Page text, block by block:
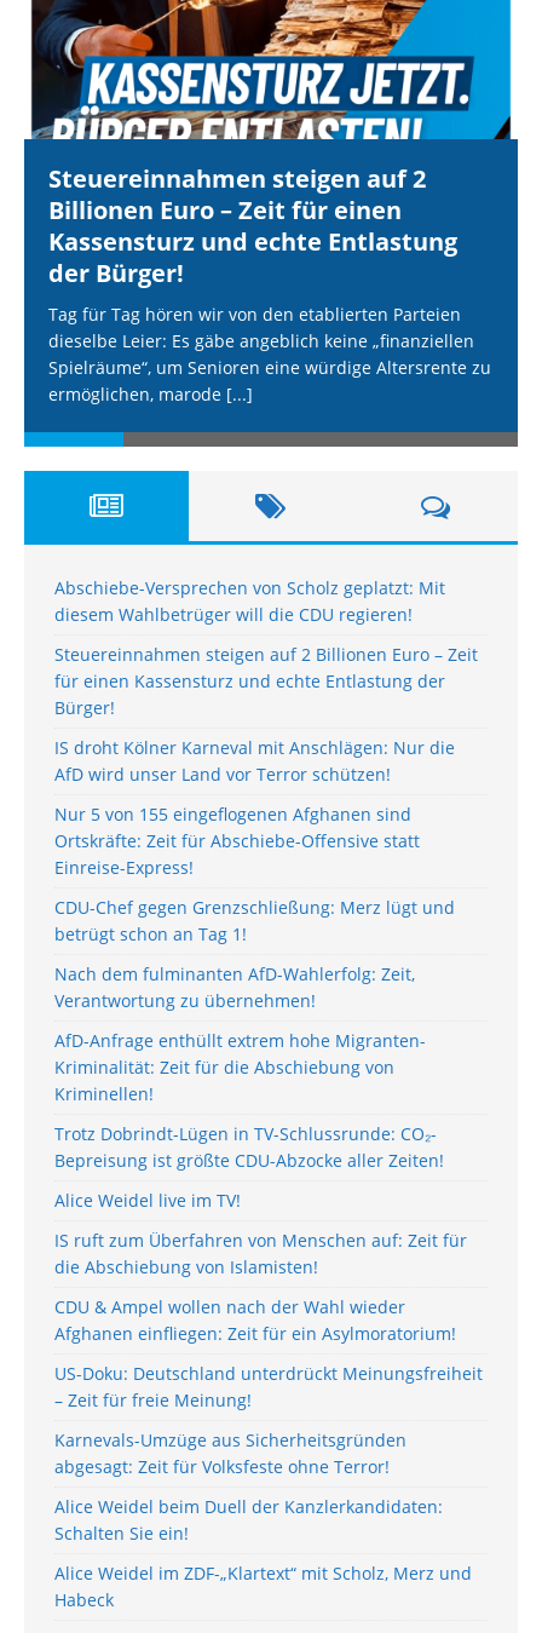
Steuereinnahmen steigen auf 2
Billionen Euro – Zeit für einen
Kassensturz und echte Entlastung
der Bürger!
Tag für Tag hören wir von den etablierten Parteien
dieselbe Leier: Es gäbe angeblich keine „finanziellen
Spielräume“, um Senioren eine würdige Altersrente zu
ermöglichen, marode [...]
Abschiebe-Versprechen von Scholz geplatzt: Mit
diesem Wahlbetrüger will die CDU regieren!
Steuereinnahmen steigen auf 2 Billionen Euro – Zeit
für einen Kassensturz und echte Entlastung der
Bürger!
IS droht Kölner Karneval mit Anschlägen: Nur die
AfD wird unser Land vor Terror schützen!
Nur 5 von 155 eingeflogenen Afghanen sind
Ortskräfte: Zeit für Abschiebe-Offensive statt
Einreise-Express!
CDU-Chef gegen Grenzschließung: Merz lügt und
betrügt schon an Tag 1!
Nach dem fulminanten AfD-Wahlerfolg: Zeit,
Verantwortung zu übernehmen!
AfD-Anfrage enthüllt extrem hohe Migranten-
Kriminalität: Zeit für die Abschiebung von
Kriminellen!
Trotz Dobrindt-Lügen in TV-Schlussrunde: CO₂-
Bepreisung ist größte CDU-Abzocke aller Zeiten!
Alice Weidel live im TV!
IS ruft zum Überfahren von Menschen auf: Zeit für
die Abschiebung von Islamisten!
CDU & Ampel wollen nach der Wahl wieder
Afghanen einfliegen: Zeit für ein Asylmoratorium!
US-Doku: Deutschland unterdrückt Meinungsfreiheit
– Zeit für freie Meinung!
Karnevals-Umzüge aus Sicherheitsgründen
abgesagt: Zeit für Volksfeste ohne Terror!
Alice Weidel beim Duell der Kanzlerkandidaten:
Schalten Sie ein!
Alice Weidel im ZDF-„Klartext“ mit Scholz, Merz und
Habeck